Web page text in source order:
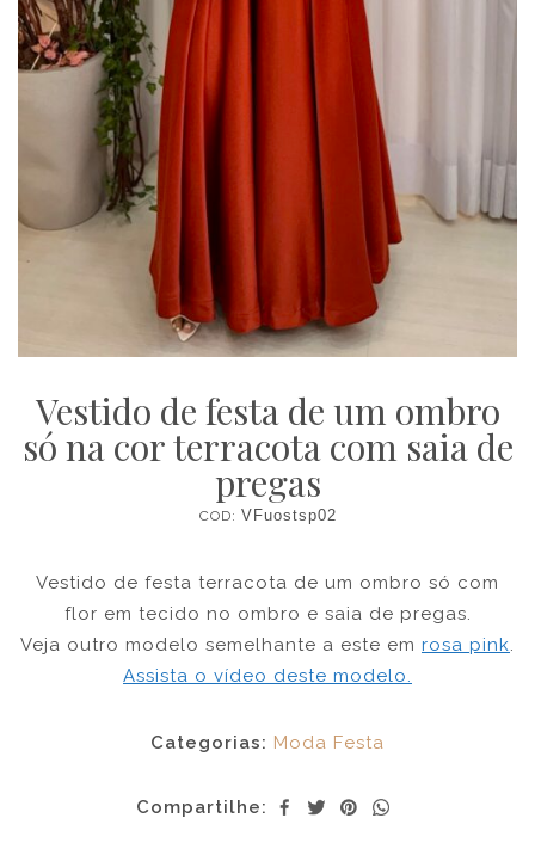
Vestido de festa de um ombro
só na cor terracota com saia de
pregas
COD: VFuostsp02
Vestido de festa terracota de um ombro só com
flor em tecido no ombro e saia de pregas.
Veja outro modelo semelhante a este em rosa pink.
Assista o vídeo deste modelo.
Categorias: Moda Festa
Compartilhe: